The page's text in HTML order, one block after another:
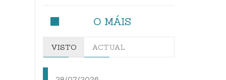
O MÁIS
VISTO ACTUAL